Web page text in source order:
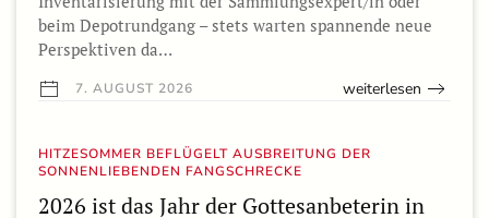
beim Depotrundgang – stets warten spannende neue
Perspektiven da…
7. AUGUST 2026 weiterlesen
HITZESOMMER BEFLÜGELT AUSBREITUNG DER
SONNENLIEBENDEN FANGSCHRECKE
2026 ist das Jahr der Gottesanbeterin in